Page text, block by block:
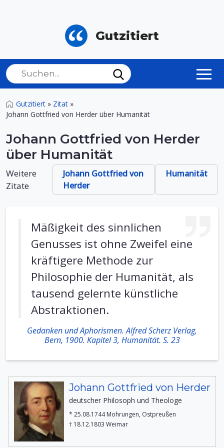
Gutzitiert
Gutzitiert » Zitat »
Johann Gottfried von Herder über Humanität
Johann Gottfried von Herder
über Humanität
Weitere
Zitate
Johann Gottfried von
Herder
Humanität
Mäßigkeit des sinnlichen
Genusses ist ohne Zweifel eine
kräftigere Methode zur
Philosophie der Humanität, als
tausend gelernte künstliche
Abstraktionen.
Gedanken und Aphorismen. Alfred Scherz Verlag,
Bern, 1900. Kapitel 3, Humanität. S. 23
Johann Gottfried von Herder
deutscher Philosoph und Theologe
* 25.08.1744 Mohrungen, Ostpreußen
† 18.12.1803 Weimar